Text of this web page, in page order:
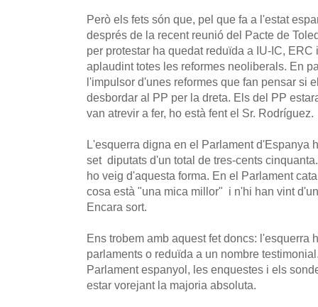
Però els fets són que, pel que fa a l'estat
després de la recent reunió del Pacte de
per protestar ha quedat reduïda a IU-IC,
aplaudint totes les reformes neoliberals. En
l'impulsor d'unes reformes que fan pensar si
desbordar al PP per la dreta. Els del PP
van atrevir a fer, ho està fent el Sr. Rodríguez.
L'esquerra digna en el Parlament d'Espanya
set diputats d'un total de tres-cents
ho veig d'aquesta forma. En el Parlament
cosa està "una mica millor" i n'hi han vint
Encara sort.
Ens trobem amb aquest fet doncs: l'esquerra
parlaments o reduïda a un nombre
Parlament espanyol, les enquestes i els
estar vorejant la majoria absoluta.